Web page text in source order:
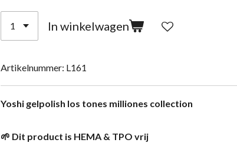
In winkelwagen
Artikelnummer: L161
Yoshi gelpolish los tones milliones collection
🌱 Dit product is HEMA & TPO vrij